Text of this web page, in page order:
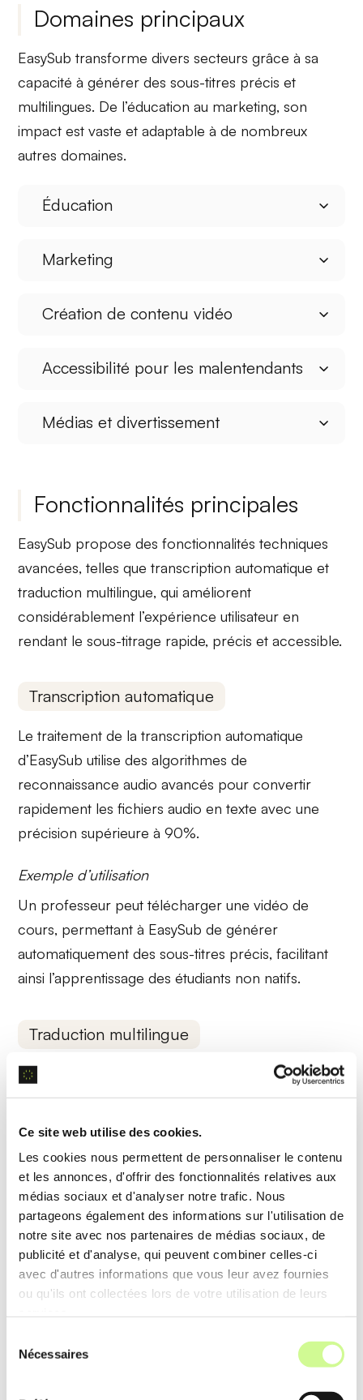
Ce site web utilise des cookies.
Les cookies nous permettent de personnaliser le contenu
et les annonces, d'offrir des fonctionnalités relatives aux
médias sociaux et d'analyser notre trafic. Nous
partageons également des informations sur l'utilisation de
notre site avec nos partenaires de médias sociaux, de
publicité et d'analyse, qui peuvent combiner celles-ci
avec d'autres informations que vous leur avez fournies
ou qu'ils ont collectées lors de votre utilisation de leurs
Nécessaires
Domaines principaux
EasySub transforme divers secteurs grâce à sa
capacité àgénérer des sous-titres précis et
multilingues. De l’éducation au marketing, son
impact est vaste et adaptable à de nombreux
autres domaines.
Éducation
Marketing
Création de contenu vidéo
Accessibilité pour les malentendants
Médias et divertissement
Fonctionnalités principales
EasySub propose des fonctionnalités techniques
avancées, telles quetranscription automatique et
traduction multilingue, qui améliorent
considérablement l’expérience utilisateur en
rendant le sous-titrage rapide, précis et accessible.
Transcription automatique
Le traitement de latranscription automatique
d’EasySub utilise des algorithmes de
reconnaissance audio avancés pour convertir
rapidement les fichiers audio en texte avec une
précision supérieure à 90%.
Exemple d’utilisation
Un professeur peut télécharger une vidéo de
cours, permettant à EasySub de générer
automatiquement des sous-titres précis, facilitant
ainsi l’apprentissage des étudiants non natifs.
Traduction multilingue
Grâce à l’
contextuelles,
EasySub offre une traduction multilingue, prenant
Exemple d’utilisation
Un créateur de contenu peut ajouter des sous-
titres en espagnol et en chinois à ses vidéos,
touchant ainsi un public international et augmentant
son engagement.
Outils d’édition de sous-titres
,